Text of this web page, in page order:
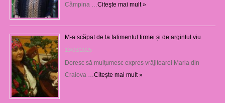
Câmpina … Citeşte mai mult »
M-a scăpat de la falimentul firmei și de argintul viu
13/03/2025
Doresc să mulţumesc expres vrăjitoarei Maria din
Craiova … Citeşte mai mult »